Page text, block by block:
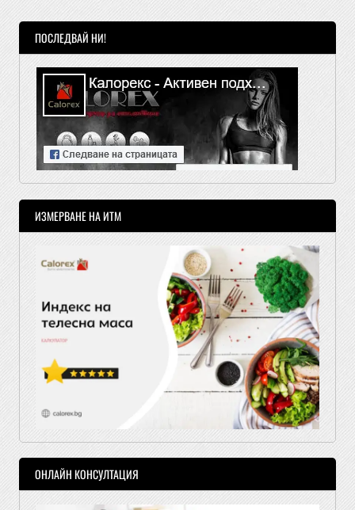
ПОСЛЕДВАЙ НИ!
ИЗМЕРВАНЕ НА ИТМ
ОНЛАЙН КОНСУЛТАЦИЯ